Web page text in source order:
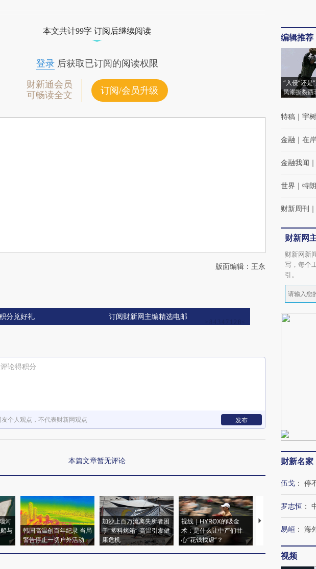
本文共计99字 订阅后继续阅读
登录后获取已订阅的阅读权限
财新通会员
可畅读全文
订阅/会员升级
版面编辑：王永
分兑好礼 订阅财新网主编精选电邮
论得积分
个人观点，不代表财新网观点 发布
本篇文章暂无评论
河
与
韩国高温创百年纪录 当局
警告停止一切户外活动
加沙上百万流离失所者困
于“塑料烤箱” 高温引发健
康危机
视线｜HYROX的吸金
术：是什么让中产们甘
心“花钱找虐”？
马航飞行员跨国走私
粒摇头丸 尿检体内
编辑推荐
“入侵”还是
民潮撕裂西
特稿 ｜ 宇
金融 ｜ 在
金融我闻 ｜
世界 ｜ 特
财新周刊 ｜
财新网
财新网新
写，每个
引。
财新名家
伍戈 ： 停
罗志恒 ：
易峘 ： 海
视频